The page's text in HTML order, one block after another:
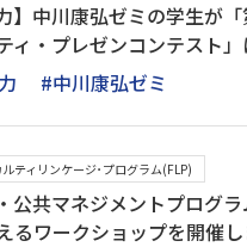
】中川康弘ゼミの学生が
ィ・プレゼンコンテスト
#中川康弘ゼミ
ティリンケージ･プログラム(FLP)
公共マネジメントプログ
るワークショップを開催し